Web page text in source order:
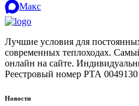
Макс
Лучшие условия для
современных теплоходах.
онлайн на сайте.
Реестровый номер РТА 0049130
Новости